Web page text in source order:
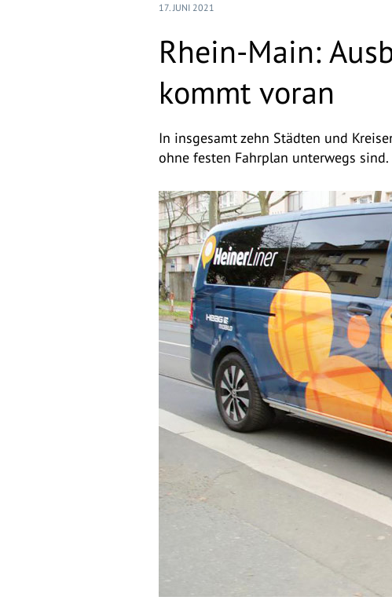
17. JUNI 2021
Rhein-Main:
kommt voran
In insgesamt zehn Städten und
ohne festen Fahrplan unterwegs